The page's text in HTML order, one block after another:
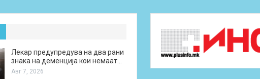
Лекар предупредува на два рани
знака на деменција кои немаат…
Авг 7, 2026